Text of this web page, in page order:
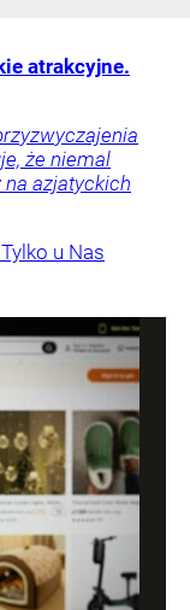
atrakcyjne.
że niemal
na azjatyckich
Tylko u Nas